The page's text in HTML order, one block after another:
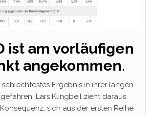
ist am vorläufigen
angekommen.
schlechtestes Ergebnis in ihrer langen
Lars Klingbeil zieht daraus
sich aus der ersten Reihe